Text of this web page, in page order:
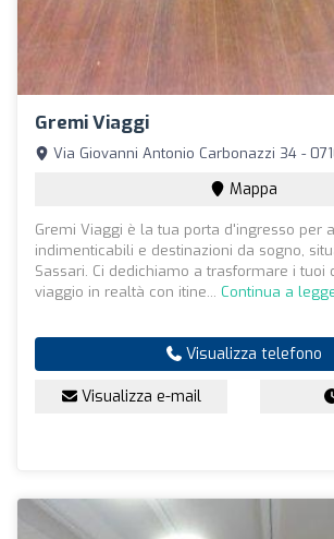
Gremi Viaggi
Via Giovanni Antonio Carbonazzi 34 -
Mappa
Gremi Viaggi è la tua porta d'ingresso per
indimenticabili e destinazioni da sogno,
Sassari. Ci dedichiamo a trasformare i tuoi
viaggio in realtà con itine... Continua a
Visualizza telefono
Visualizza e-mail